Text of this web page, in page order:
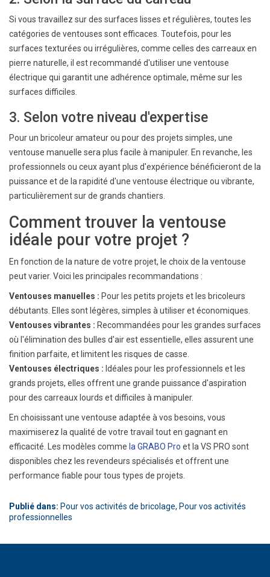
Si vous travaillez sur des surfaces lisses et régulières, toutes les
catégories de ventouses sont efficaces. Toutefois, pour les
surfaces texturées ou irrégulières, comme celles des carreaux en
pierre naturelle, il est recommandé d'utiliser une ventouse
électrique qui garantit une adhérence optimale, même sur les
surfaces difficiles.
3. Selon votre niveau d'expertise
Pour un bricoleur amateur ou pour des projets simples, une
ventouse manuelle sera plus facile à manipuler. En revanche, les
professionnels ou ceux ayant plus d'expérience bénéficieront de la
puissance et de la rapidité d'une ventouse électrique ou vibrante,
particulièrement sur de grands chantiers.
Comment trouver la ventouse
idéale pour votre projet ?
En fonction de la nature de votre projet, le choix de la ventouse
peut varier. Voici les principales recommandations :
Ventouses manuelles : Pour les petits projets et les bricoleurs
débutants. Elles sont légères, simples à utiliser et économiques.
Ventouses vibrantes : Recommandées pour les grandes surfaces
où l'élimination des bulles d'air est essentielle, elles assurent une
finition parfaite, et limitent les risques de casse.
Ventouses électriques : Idéales pour les professionnels et les
grands projets, elles offrent une grande puissance d'aspiration
pour des carreaux lourds et difficiles à manipuler.
En choisissant une ventouse adaptée à vos besoins, vous
maximiserez la qualité de votre travail tout en gagnant en
efficacité. Les modèles comme la GRABO Pro et la VS PRO sont
disponibles chez les revendeurs spécialisés et offrent une
performance fiable pour tous types de projets.
Publié dans: Pour vos activités de bricolage, Pour vos activités
professionnelles